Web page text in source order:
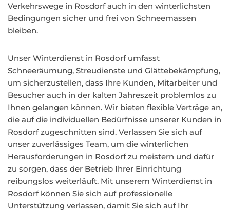
Verkehrswege in Rosdorf auch in den winterlichsten
Bedingungen sicher und frei von Schneemassen
bleiben.
Unser Winterdienst in Rosdorf umfasst
Schneeräumung, Streudienste und Glättebekämpfung,
um sicherzustellen, dass Ihre Kunden, Mitarbeiter und
Besucher auch in der kalten Jahreszeit problemlos zu
Ihnen gelangen können. Wir bieten flexible Verträge an,
die auf die individuellen Bedürfnisse unserer Kunden in
Rosdorf zugeschnitten sind. Verlassen Sie sich auf
unser zuverlässiges Team, um die winterlichen
Herausforderungen in Rosdorf zu meistern und dafür
zu sorgen, dass der Betrieb Ihrer Einrichtung
reibungslos weiterläuft. Mit unserem Winterdienst in
Rosdorf können Sie sich auf professionelle
Unterstützung verlassen, damit Sie sich auf Ihr